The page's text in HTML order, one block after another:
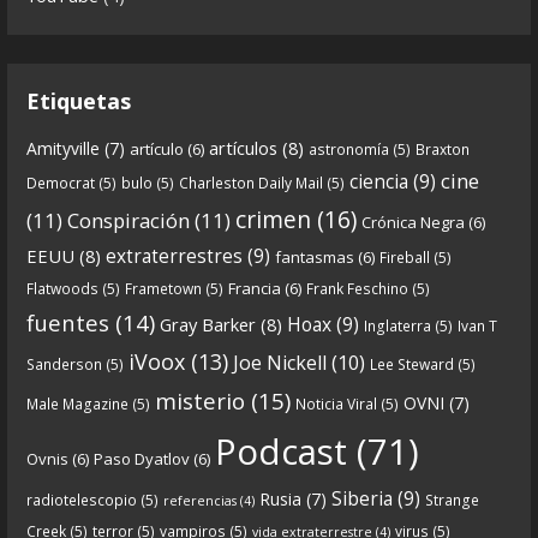
6 0 View on facebook
Crónicas de Nantucket
Descargar
https://www.ivoox.com/cdn-6x05-8211-qanon-
parte-1-origenes-audios-mp3_rf_67157433_1.html
Tras una exhaustiva investigación en los orígenes
y desarrollo de Qanon, la madre de todas las
more
Etiquetas
Amityville (7) artículo (6) artículos (8) astronomía (5) Braxton
Democrat (5) bulo (5) Charleston Daily Mail (5) ciencia (9) cine
(11) Conspiración (11) crimen (16) Crónica Negra (6)
EEUU (8) extraterrestres (9) fantasmas (6) Fireball (5)
Flatwoods (5) Frametown (5) Francia (6) Frank Feschino (5)
fuentes (14) Gray Barker (8) Hoax(9) Inglaterra (5) Ivan T
Sanderson (5) iVoox (13) Joe Nickell (10) Lee Steward (5)
Male Magazine (5) misterio (15) Noticia Viral (5) OVNI (7)
Ovnis (6) Paso Dyatlov (6) Podcast (71)
radiotelescopio (5) referencias (4) Rusia (7) Siberia (9) Strange
Creek (5) terror (5) vampiros (5) vida extraterrestre (4) virus (5)